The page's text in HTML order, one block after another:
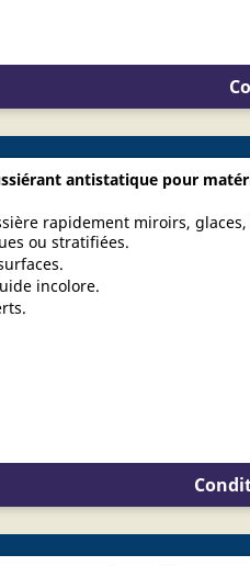
antistatique pour
rapidement miroirs,
ou stratifiées.
incolore.